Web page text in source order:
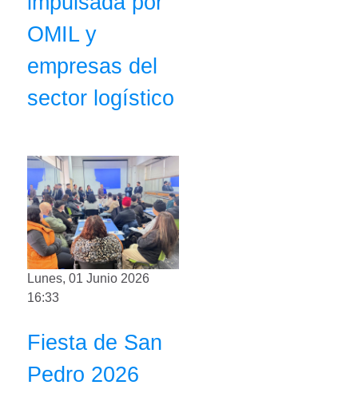
OMIL y
empresas del
sector logístico
Lunes, 01 Junio 2026
16:33
Fiesta de San
Pedro 2026